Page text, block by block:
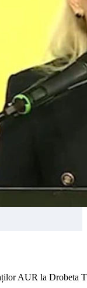
AUR la Drobeta